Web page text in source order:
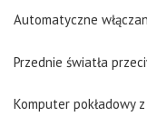
Automatyczne
Przednie światła
Komputer pokładowy